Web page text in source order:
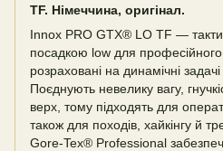
TF. Німеччина, оригінал.
Innox PRO GTX® LO TF —
посадкою low для професійного
розраховані на динамічні
Поєднують невелику вагу,
верх, тому підходять для
також для походів, хайкінгу й
Gore-Tex® Professional